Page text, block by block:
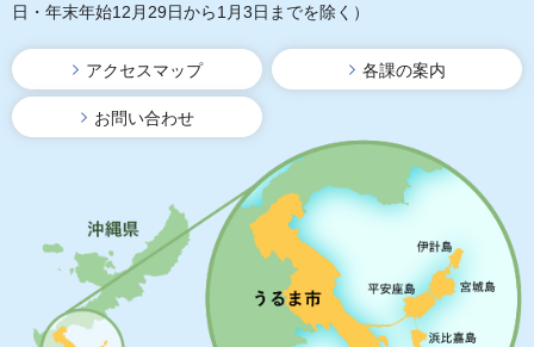
日・年末年始12月29日から1月3日までを除く）
アクセスマップ 各課の案内
お問い合わせ